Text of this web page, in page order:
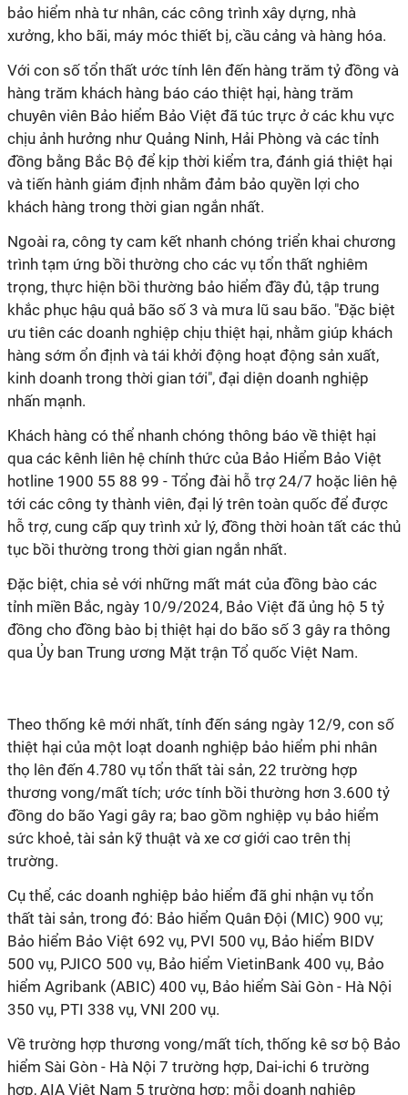
bảo hiểm nhà tư nhân, các công trình xây dựng, nhà
xưởng, kho bãi, máy móc thiết bị, cầu cảng và hàng hóa.
Với con số tổn thất ước tính lên đến hàng trăm tỷ đồng và
hàng trăm khách hàng báo cáo thiệt hại, hàng trăm
chuyên viên Bảo hiểm Bảo Việt đã túc trực ở các khu vực
chịu ảnh hưởng như Quảng Ninh, Hải Phòng và các tỉnh
đồng bằng Bắc Bộ để kịp thời kiểm tra, đánh giá thiệt hại
và tiến hành giám định nhằm đảm bảo quyền lợi cho
khách hàng trong thời gian ngắn nhất.
Ngoài ra, công ty cam kết nhanh chóng triển khai chương
trình tạm ứng bồi thường cho các vụ tổn thất nghiêm
trọng, thực hiện bồi thường bảo hiểm đầy đủ, tập trung
khắc phục hậu quả bão số 3 và mưa lũ sau bão. "Đặc biệt
ưu tiên các doanh nghiệp chịu thiệt hại, nhằm giúp khách
hàng sớm ổn định và tái khởi động hoạt động sản xuất,
kinh doanh trong thời gian tới", đại diện doanh nghiệp
nhấn mạnh.
Khách hàng có thể nhanh chóng thông báo về thiệt hại
qua các kênh liên hệ chính thức của Bảo Hiểm Bảo Việt
hotline 1900 55 88 99 - Tổng đài hỗ trợ 24/7 hoặc liên hệ
tới các công ty thành viên, đại lý trên toàn quốc để được
hỗ trợ, cung cấp quy trình xử lý, đồng thời hoàn tất các thủ
tục bồi thường trong thời gian ngắn nhất.
Đặc biệt, chia sẻ với những mất mát của đồng bào các
tỉnh miền Bắc, ngày 10/9/2024, Bảo Việt đã ủng hộ 5 tỷ
đồng cho đồng bào bị thiệt hại do bão số 3 gây ra thông
qua Ủy ban Trung ương Mặt trận Tổ quốc Việt Nam.
Theo thống kê mới nhất, tính đến sáng ngày 12/9, con số
thiệt hại của một loạt doanh nghiệp bảo hiểm phi nhân
thọ lên đến 4.780 vụ tổn thất tài sản, 22 trường hợp
thương vong/mất tích; ước tính bồi thường hơn 3.600 tỷ
đồng do bão Yagi gây ra; bao gồm nghiệp vụ bảo hiểm
sức khoẻ, tài sản kỹ thuật và xe cơ giới cao trên thị
trường.
Cụ thể, các doanh nghiệp bảo hiểm đã ghi nhận vụ tổn
thất tài sản, trong đó: Bảo hiểm Quân Đội (MIC) 900 vụ;
Bảo hiểm Bảo Việt 692 vụ, PVI 500 vụ, Bảo hiểm BIDV
500 vụ, PJICO 500 vụ, Bảo hiểm VietinBank 400 vụ, Bảo
hiểm Agribank (ABIC) 400 vụ, Bảo hiểm Sài Gòn - Hà Nội
350 vụ, PTI 338 vụ, VNI 200 vụ.
Về trường hợp thương vong/mất tích, thống kê sơ bộ Bảo
hiểm Sài Gòn - Hà Nội 7 trường hợp, Dai-ichi 6 trường
hợp, AIA Việt Nam 5 trường hợp; mỗi doanh nghiệp